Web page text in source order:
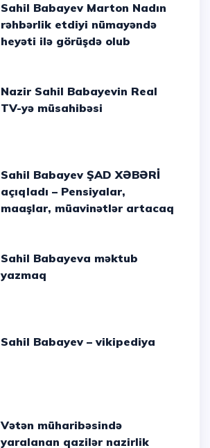
Sahil Babayev Marton Nadın
rəhbərlik etdiyi nümayəndə
heyəti ilə görüşdə olub
Nazir Sahil Babayevin Real
TV-yə müsahibəsi
Sahil Babayev ŞAD XƏBƏRİ
açıqladı – Pensiyalar,
maaşlar, müavinətlər artacaq
Sahil Babayeva məktub
yazmaq
Sahil Babayev – vikipediya
Vətən müharibəsində
yaralanan qazilər nazirlik